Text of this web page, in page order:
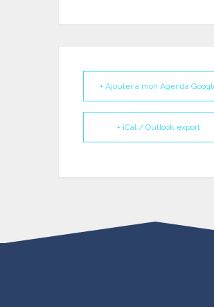
+ Ajouter à mon Agenda
+ iCal / Outlook export